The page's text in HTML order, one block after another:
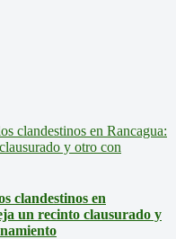
clandestinos en
un recinto clausurado y